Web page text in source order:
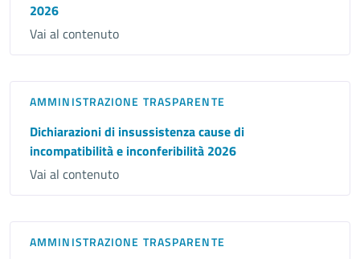
2026
Vai al contenuto
AMMINISTRAZIONE TRASPARENTE
Dichiarazioni di insussistenza cause di
incompatibilità e inconferibilità 2026
Vai al contenuto
AMMINISTRAZIONE TRASPARENTE